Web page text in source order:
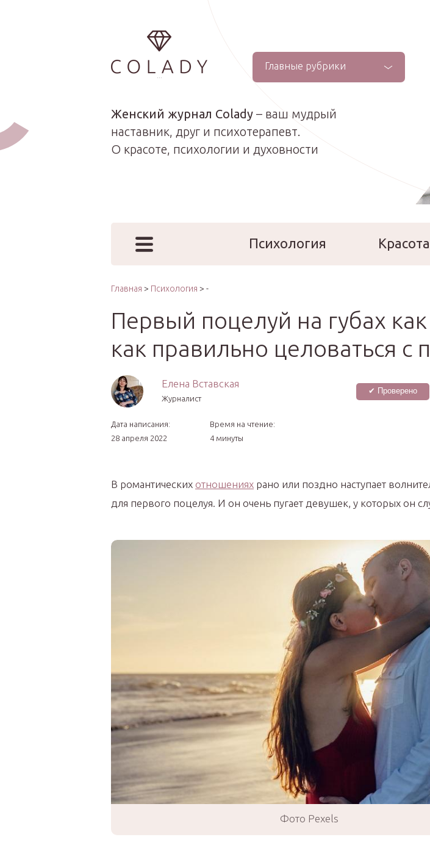
...
Главные рубрики
Женский журнал Colady – ваш мудрый
наставник, друг и психотерапевт.
О красоте, психологии и духовности
Психология Красота
Главная > Психология > -
Первый поцелуй на губах
как правильно целоваться с
Елена Вставская
Журналист
✔ Проверено
Дата написания:
28 апреля 2022
Время на чтение:
4 минуты
В романтических отношениях рано или поздно наступает
для первого поцелуя. И он очень пугает девушек, у которых он
Фото Pexels